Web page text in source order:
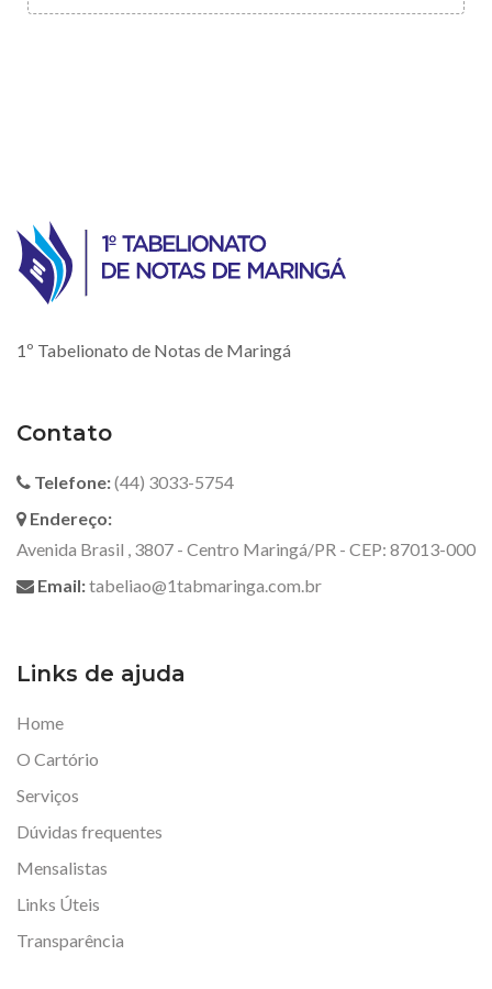
1º Tabelionato de Notas de Maringá
Contato
Telefone:(44) 3033-5754
Endereço:
Avenida Brasil , 3807 - Centro Maringá/PR - CEP: 87013-000
Email:tabeliao@1tabmaringa.com.br
Links de ajuda
Home
O Cartório
Serviços
Dúvidas frequentes
Mensalistas
Links Úteis
Transparência